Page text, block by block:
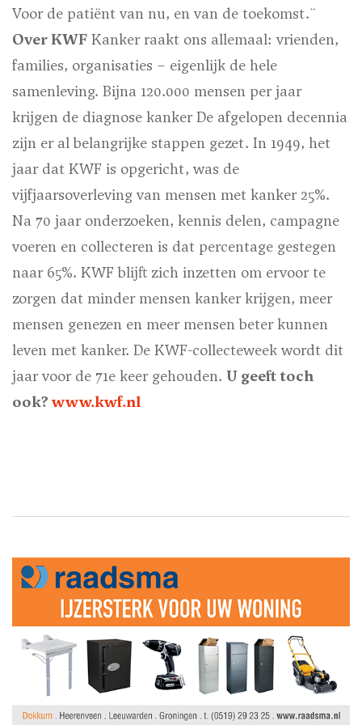
Voor de patiënt van nu, en van de toekomst.¨
Over KWF Kanker raakt ons allemaal: vrienden,
families, organisaties – eigenlijk de hele
samenleving. Bijna 120.000 mensen per jaar
krijgen de diagnose kanker De afgelopen decennia
zijn er al belangrijke stappen gezet. In 1949, het
jaar dat KWF is opgericht, was de
vijfjaarsoverleving van mensen met kanker 25%.
Na 70 jaar onderzoeken, kennis delen, campagne
voeren en collecteren is dat percentage gestegen
naar 65%. KWF blijft zich inzetten om ervoor te
zorgen dat minder mensen kanker krijgen, meer
mensen genezen en meer mensen beter kunnen
leven met kanker. De KWF-collecteweek wordt dit
jaar voor de 71e keer gehouden. U geeft toch
ook?www.kwf.nl